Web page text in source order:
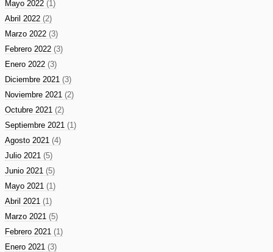
Mayo 2022 (1)
Abril 2022 (2)
Marzo 2022 (3)
Febrero 2022 (3)
Enero 2022 (3)
Diciembre 2021 (3)
Noviembre 2021 (2)
Octubre 2021 (2)
Septiembre 2021 (1)
Agosto 2021 (4)
Julio 2021 (5)
Junio 2021 (5)
Mayo 2021 (1)
Abril 2021 (1)
Marzo 2021 (5)
Febrero 2021 (1)
Enero 2021 (3)